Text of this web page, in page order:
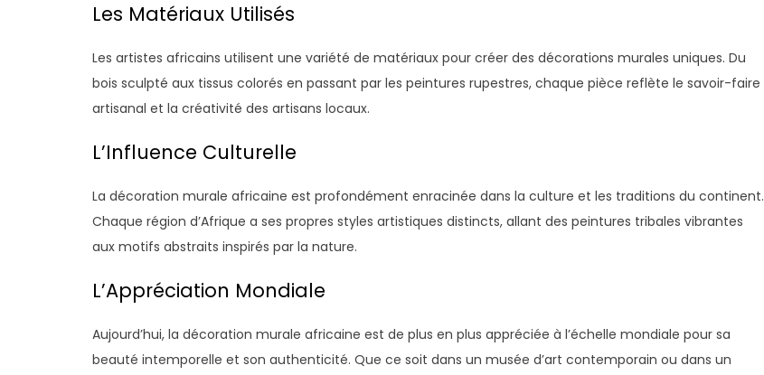
Les Matériaux Utilisés
Les artistes africains utilisent une variété de matériaux pour créer des décorations murales uniques. Du
bois sculpté aux tissus colorés en passant par les peintures rupestres, chaque pièce reflète le savoir-faire
artisanal et la créativité des artisans locaux.
L’Influence Culturelle
La décoration murale africaine est profondément enracinée dans la culture et les traditions du continent.
Chaque région d’Afrique a ses propres styles artistiques distincts, allant des peintures tribales vibrantes
aux motifs abstraits inspirés par la nature.
L’Appréciation Mondiale
Aujourd’hui, la décoration murale africaine est de plus en plus appréciée à l’échelle mondiale pour sa
beauté intemporelle et son authenticité. Que ce soit dans un musée d’art contemporain ou dans un